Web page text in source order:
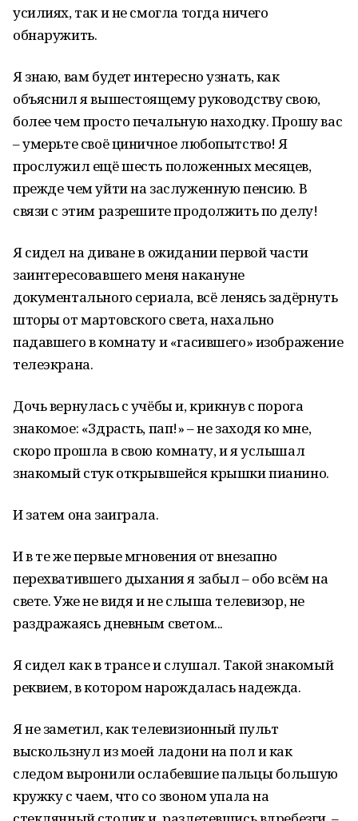
усилиях, так и не смогла тогда ничего
обнаружить.
Я знаю, вам будет интересно узнать, как
объяснил я вышестоящему руководству свою,
более чем просто печальную находку. Прошу вас
– умерьте своё циничное любопытство! Я
прослужил ещё шесть положенных месяцев,
прежде чем уйти на заслуженную пенсию. В
связи с этим разрешите продолжить по делу!
Я сидел на диване в ожидании первой части
заинтересовавшего меня накануне
документального сериала, всё ленясь задёрнуть
шторы от мартовского света, нахально
падавшего в комнату и «гасившего» изображение
телеэкрана.
Дочь вернулась с учёбы и, крикнув с порога
знакомое: «Здрасть, пап!» – не заходя ко мне,
скоро прошла в свою комнату, и я услышал
знакомый стук открывшейся крышки пианино.
И затем она заиграла.
И в те же первые мгновения от внезапно
перехватившего дыхания я забыл – обо всём на
свете. Уже не видя и не слыша телевизор, не
раздражаясь дневным светом...
Я сидел как в трансе и слушал. Такой знакомый
реквием, в котором нарождалась надежда.
Я не заметил, как телевизионный пульт
выскользнул из моей ладони на пол и как
следом выронили ослабевшие пальцы большую
кружку с чаем, что со звоном упала на